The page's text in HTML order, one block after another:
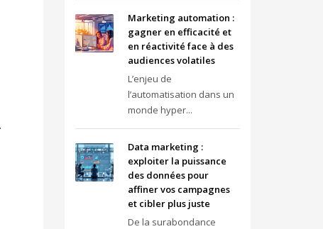
Marketing automation :
gagner en efficacité et
en réactivité face à des
audiences volatiles
L’enjeu de
l’automatisation dans un
monde hyper...
Data marketing :
exploiter la puissance
des données pour
affiner vos campagnes
et cibler plus juste
De la surabondance